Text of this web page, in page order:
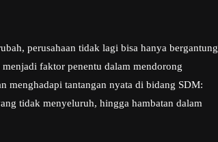
perusahaan tidak lagi bisa hanya bergantung
faktor penentu dalam mendorong
menghadapi tantangan nyata di bidang SDM:
tidak menyeluruh, hingga hambatan dalam